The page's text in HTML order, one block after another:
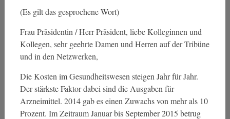
(Es gilt das gesprochene Wort)
Frau Präsidentin / Herr Präsident, liebe Kolleginnen und
Kollegen, sehr geehrte Damen und Herren auf der Tribüne
und in den Netzwerken,
Die Kosten im Gesundheitswesen steigen Jahr für Jahr.
Der stärkste Faktor dabei sind die Ausgaben für
Arzneimittel. 2014 gab es einen Zuwachs von mehr als 10
Prozent. Im Zeitraum Januar bis September 2015 betrug